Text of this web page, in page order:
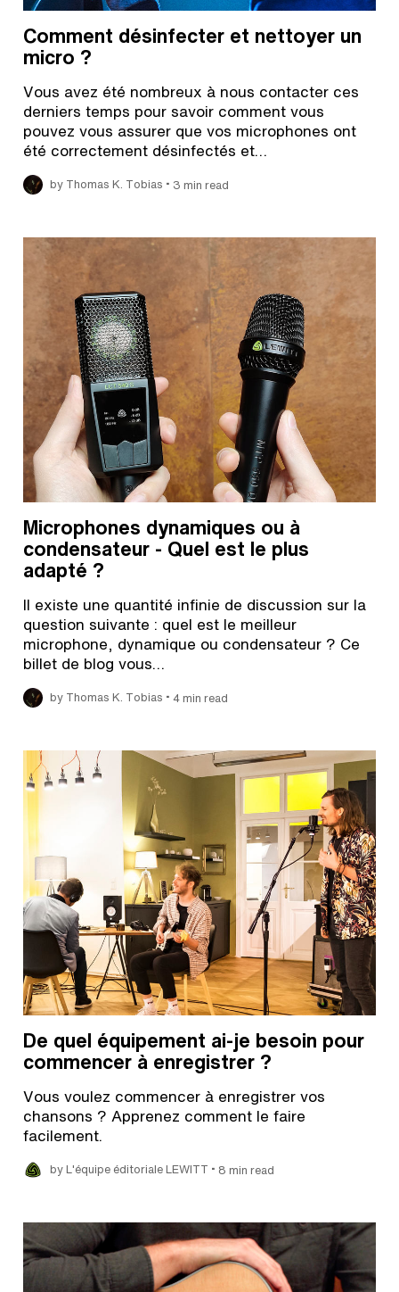
Comment désinfecter et nettoyer un
micro ?
Vous avez été nombreux à nous contacter ces
derniers temps pour savoir comment vous
pouvez vous assurer que vos microphones ont
été correctement désinfectés et…
by Thomas K. Tobias • 3 min read
Microphones dynamiques ou à
condensateur - Quel est le plus
adapté ?
Il existe une quantité infinie de discussion sur la
question suivante : quel est le meilleur
microphone, dynamique ou condensateur ? Ce
billet de blog vous…
by Thomas K. Tobias • 4 min read
De quel équipement ai-je besoin pour
commencer à enregistrer ?
Vous voulez commencer à enregistrer vos
chansons ? Apprenez comment le faire
facilement.
by L'équipe éditoriale LEWITT • 8 min read